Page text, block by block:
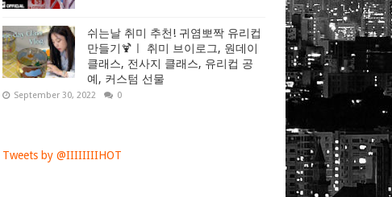
쉬는날 취미 추천! 귀염뽀짝 유리컵
만들기🍹ㅣ 취미 브이로그, 원데이
클래스, 전사지 클래스, 유리컵 공
예, 커스텀 선물
September 30, 2022 0
Tweets by @IIIIIIIIHOT